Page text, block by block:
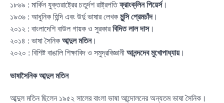
১৮৬৯ : মার্কিন যুক্তরাষ্ট্রের চতুর্দশ রাষ্ট্রপতিফ্রাংক্‌লিন পিয়ের্স।
১৯৩৬ : আধুনিক হিন্দি এবং উর্দু ভাষার লেখক মুন্সি প্রেমচাঁদ।
২০১২ : বাংলাদেশি বাউল গায়ক ও সুরকারবিদিত লাল দাস।
২০১৪ : ভাষা সৈনিক আব্দুল মতিন।
২০২০ : বিশিষ্ট বাঙালি শিক্ষাবিদ ও সমুদ্রবিজ্ঞানী আনন্দদেব মুখোপাধ্যায়।
ভাষাসৈনিক আব্দুল মতিন
আব্দুল মতিন ছিলেন ১৯৫২ সালের বাংলা ভাষা আন্দোলনের অন্যতম ভাষা সৈনিক।